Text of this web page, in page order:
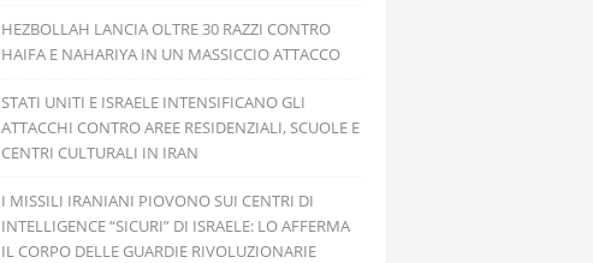
HEZBOLLAH LANCIA OLTRE 30 RAZZI CONTRO
HAIFA E NAHARIYA IN UN MASSICCIO ATTACCO
STATI UNITI E ISRAELE INTENSIFICANO GLI
ATTACCHI CONTRO AREE RESIDENZIALI, SCUOLE E
CENTRI CULTURALI IN IRAN
I MISSILI IRANIANI PIOVONO SUI CENTRI DI
INTELLIGENCE “SICURI” DI ISRAELE: LO AFFERMA
IL CORPO DELLE GUARDIE RIVOLUZIONARIE